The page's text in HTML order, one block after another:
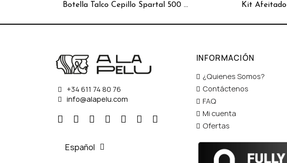
Botella Talco Cepillo Spartal 500 ml. Kit Afeitado
+34 611 74 80 76
info@alapelu.com
Español
INFORMACIÓN
¿Quienes Somos?
Contáctenos
FAQ
Mi cuenta
Ofertas